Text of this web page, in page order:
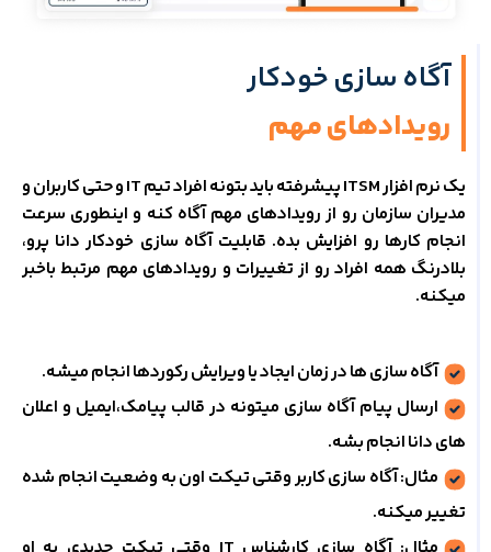
آگاه سازی خودکار
رویدادهای مهم
یک نرم افزار ITSM پیشرفته باید بتونه افراد تیم IT و حتی کاربران و
مدیران سازمان رو از رویدادهای مهم آگاه کنه و اینطوری سرعت
انجام کارها رو افزایش بده. قابلیت آگاه سازی خودکار دانا پرو،
بلادرنگ همه افراد رو از تغییرات و رویدادهای مهم مرتبط باخبر
میکنه.
آگاه سازی ها در زمان ایجاد یا ویرایش رکوردها انجام میشه.
ارسال پیام آگاه سازی میتونه در قالب پیامک،ایمیل و اعلان
های دانا انجام بشه.
مثال: آگاه سازی کاربر وقتی تیکت اون به وضعیت انجام شده
تغییر میکنه.